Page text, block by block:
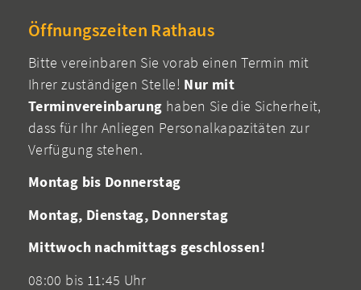
Öffnungszeiten Rathaus
Bitte vereinbaren Sie vorab einen Termin mit
Ihrer zuständigen Stelle! Nur mit
Terminvereinbarung haben Sie die Sicherheit,
dass für Ihr Anliegen Personalkapazitäten zur
Verfügung stehen.
Montag bis Donnerstag
Montag, Dienstag, Donnerstag
Mittwoch nachmittags geschlossen!
08:00 bis 11:45 Uhr